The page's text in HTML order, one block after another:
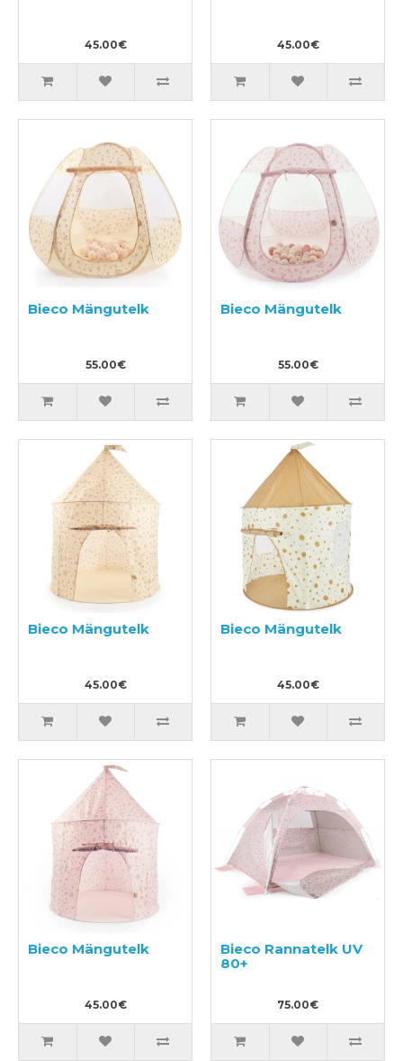
45.00€ 45.00€
Bieco Mängutelk
55.00€
Bieco Mängutelk
55.00€
Bieco Mängutelk
45.00€
Bieco Mängutelk
45.00€
Bieco Mängutelk
45.00€
Bieco Rannatelk UV
80+
75.00€